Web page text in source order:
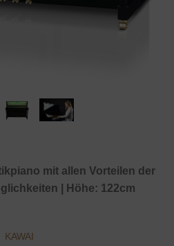
mit allen Vorteilen der
| Höhe: 122cm
KAWAI